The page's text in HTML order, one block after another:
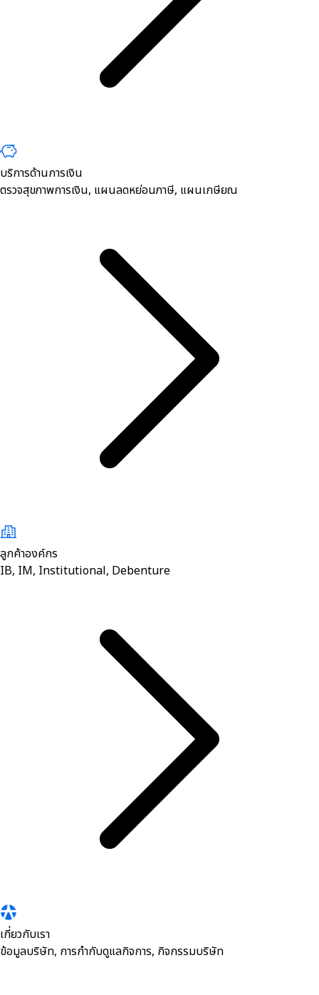
บริการด้านการเงิน
ตรวจสุขภาพการเงิน, ​แผนลดหย่อนภาษี, แผนเกษียณ
ลูกค้าองค์กร
IB, IM, Institutional, Debenture
เกี่ยวกับเรา
ข้อมูลบริษัท, การกำกับดูแลกิจการ, กิจกรรมบริษัท